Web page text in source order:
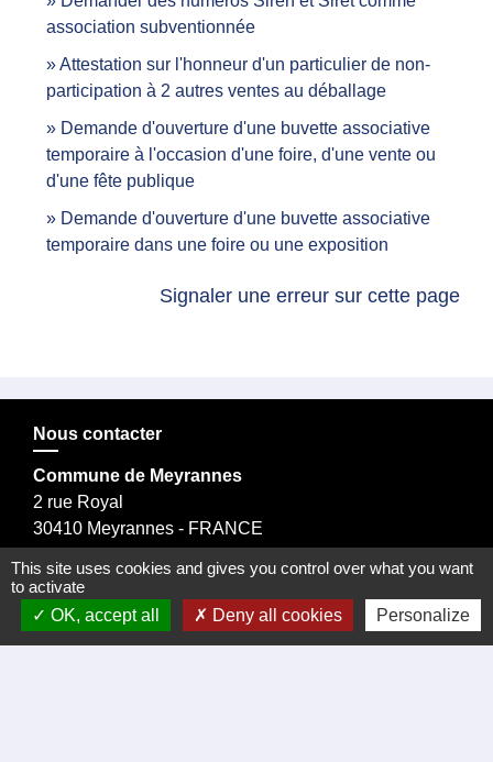
association subventionnée
Attestation sur l'honneur d'un particulier de non-
participation à 2 autres ventes au déballage
Demande d'ouverture d'une buvette associative
temporaire à l'occasion d'une foire, d'une vente ou
d'une fête publique
Demande d'ouverture d'une buvette associative
temporaire dans une foire ou une exposition
Signaler une erreur sur cette page
Nous contacter
Commune de Meyrannes
2 rue Royal
30410 Meyrannes - FRANCE
tél. 04 66 24 05 02
Facebook
This site uses cookies and gives you control over what you want
to activate
OK, accept all
Deny all cookies Personalize